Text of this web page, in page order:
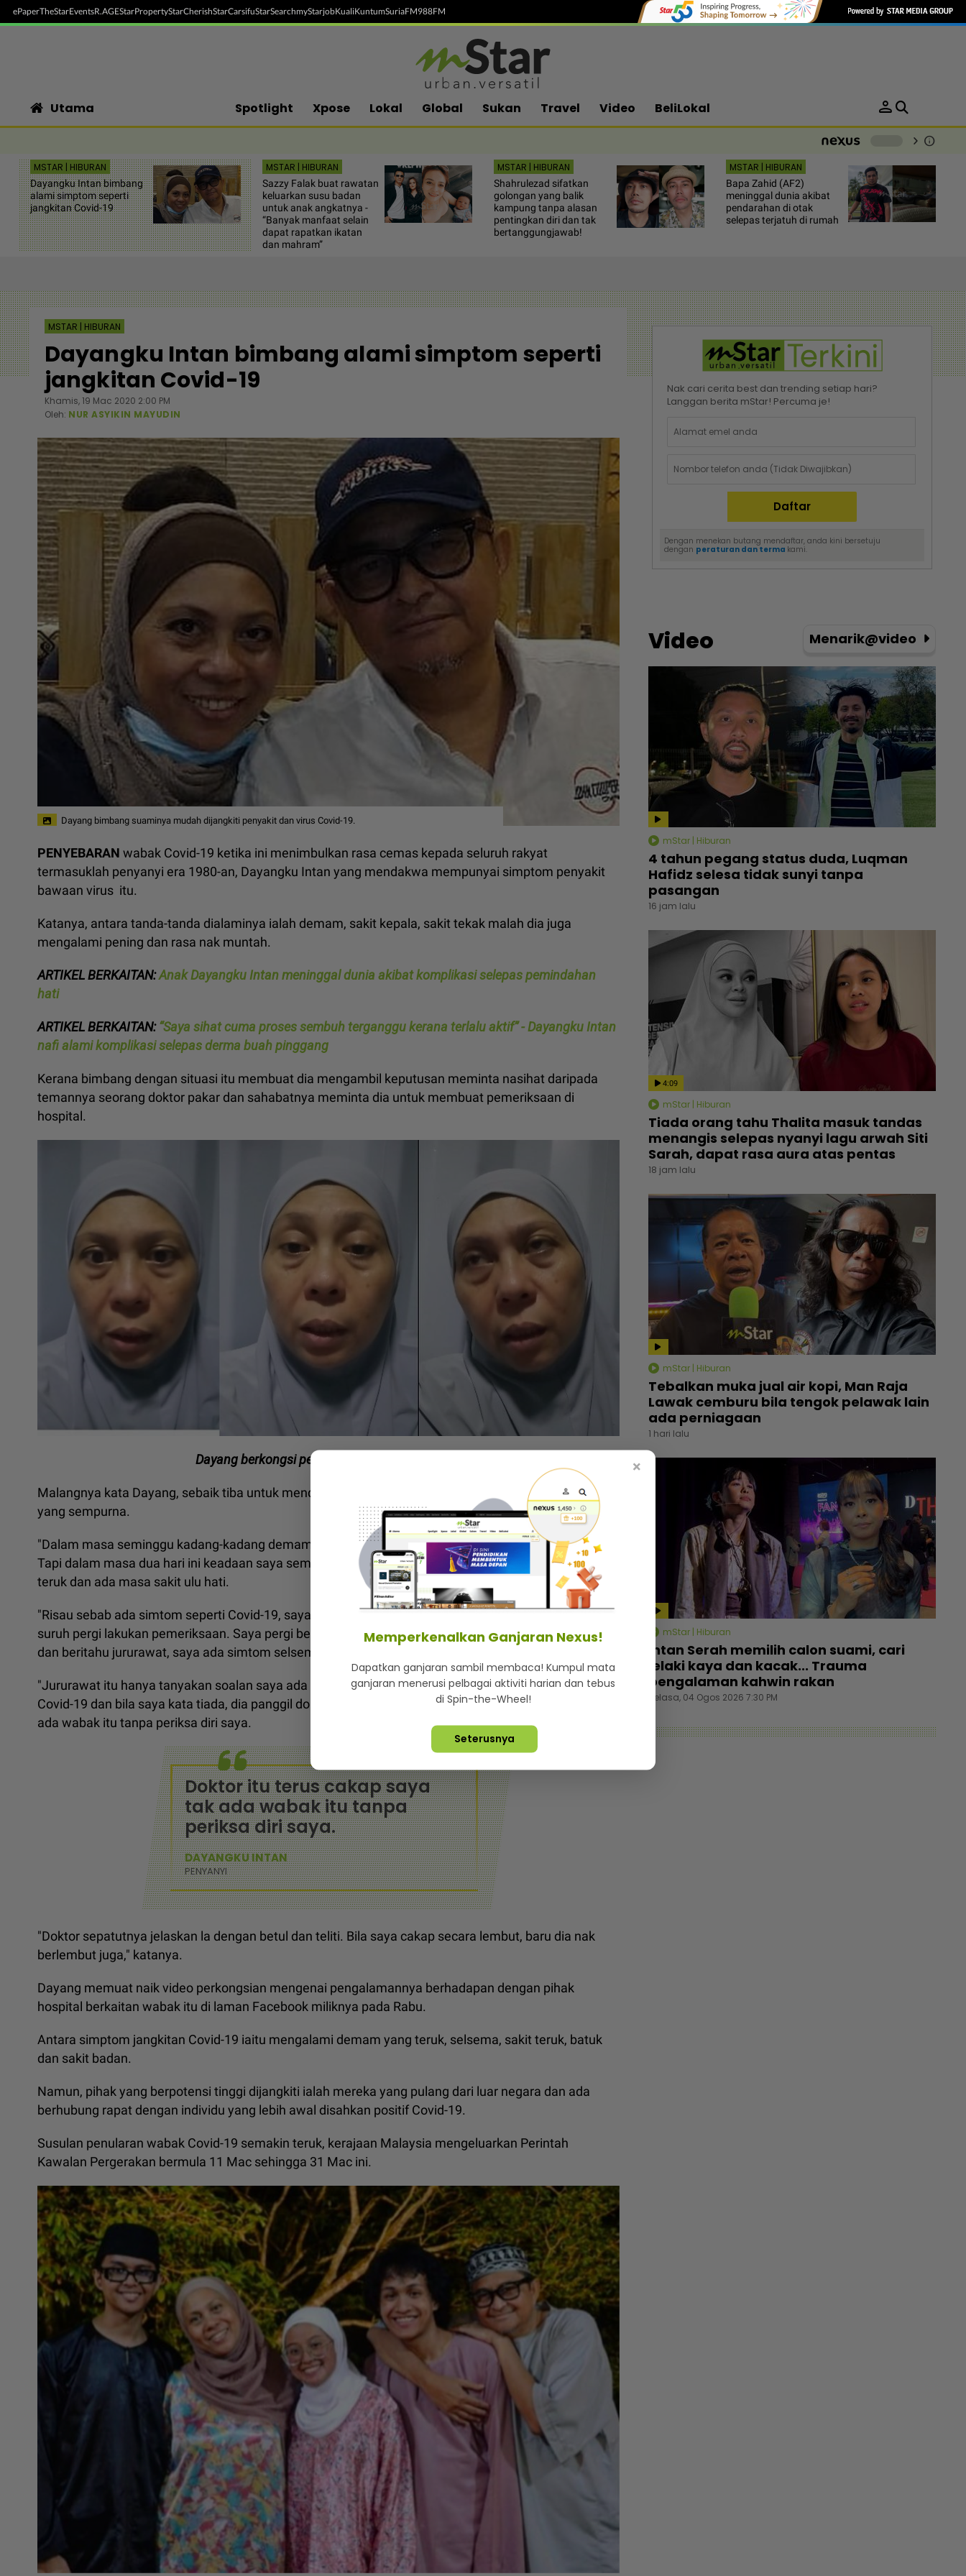
ePaperTheStarEventsR.AGEStarPropertyStarCherishStarCarsifuStarSearchmyStarjobKualiKuntumSuriaFM988FM
Utama Spotlight Xpose Lokal Global Sukan Travel Video BeliLokal person
chevron_right info
MSTAR | HIBURAN
Dayangku Intan bimbang
alami simptom seperti
jangkitan Covid-19
MSTAR | HIBURAN
Sazzy Falak buat rawatan
keluarkan susu badan
untuk anak angkatnya -
“Banyak manfaat selain
dapat rapatkan ikatan
dan mahram”
MSTAR | HIBURAN
Shahrulezad sifatkan
golongan yang balik
kampung tanpa alasan
pentingkan diri dan tak
bertanggungjawab!
MSTAR | HIBURAN
Bapa Zahid (AF2)
meninggal dunia akibat
pendarahan di otak
selepas terjatuh di rumah
MSTAR | HIBURAN
Dayangku Intan bimbang alami simptom seperti
jangkitan Covid-19
Khamis, 19 Mac 2020 2:00 PM
Oleh: NUR ASYIKIN MAYUDIN
Dayang bimbang suaminya mudah dijangkiti penyakit dan virus Covid-19.
PENYEBARAN wabak Covid-19 ketika ini menimbulkan rasa cemas kepada seluruh rakyat
termasuklah penyanyi era 1980-an, Dayangku Intan yang mendakwa mempunyai simptom penyakit
bawaan virus itu.
Katanya, antara tanda-tanda dialaminya ialah demam, sakit kepala, sakit tekak malah dia juga
mengalami pening dan rasa nak muntah.
ARTIKEL BERKAITAN:Anak Dayangku Intan meninggal dunia akibat komplikasi selepas pemindahan
hati
ARTIKEL BERKAITAN:“Saya sihat cuma proses sembuh terganggu kerana terlalu aktif” - Dayangku Intan
nafi alami komplikasi selepas derma buah pinggang
Kerana bimbang dengan situasi itu membuat dia mengambil keputusan meminta nasihat daripada
temannya seorang doktor pakar dan sahabatnya meminta dia untuk membuat pemeriksaan di
hospital.
Dayang berkongsi pengalaman itu di Facebook.
Malangnya kata Dayang, sebaik tiba untuk mendapatkan pemeriksaan, dia tidak mendapat layanan
yang sempurna.
"Dalam masa seminggu kadang-kadang demam, sakit kepala, tekak sakit dan badan pun sakit-sakit.
Tapi dalam masa dua hari ini keadaan saya semakin teruk, pening nak muntah, sakit kepala yang
teruk dan ada masa sakit ulu hati.
"Risau sebab ada simtom seperti Covid-19, saya hubungi rakan yang juga seorang doktor pakar. Dia
suruh pergi lakukan pemeriksaan. Saya pergi bertanyakan ke kaunter kecemasan di sebuah hospital
dan beritahu jururawat, saya ada simtom selsema.
"Jururawat itu hanya tanyakan soalan saya ada pergi luar negara dan ada kontak rapat dengan kes
Covid-19 dan bila saya kata tiada, dia panggil doktor pula. Kemudian doktor itu terus cakap saya tak
ada wabak itu tanpa periksa diri saya.
Doktor itu terus cakap saya
tak ada wabak itu tanpa
periksa diri saya.
DAYANGKU INTAN
PENYANYI
"Doktor sepatutnya jelaskan la dengan betul dan teliti. Bila saya cakap secara lembut, baru dia nak
berlembut juga," katanya.
Dayang memuat naik video perkongsian mengenai pengalamannya berhadapan dengan pihak
hospital berkaitan wabak itu di laman Facebook miliknya pada Rabu.
Antara simptom jangkitan Covid-19 iaitu mengalami demam yang teruk, selsema, sakit teruk, batuk
dan sakit badan.
Namun, pihak yang berpotensi tinggi dijangkiti ialah mereka yang pulang dari luar negara dan ada
berhubung rapat dengan individu yang lebih awal disahkan positif Covid-19.
Susulan penularan wabak Covid-19 semakin teruk, kerajaan Malaysia mengeluarkan Perintah
Kawalan Pergerakan bermula 11 Mac sehingga 31 Mac ini.
Nak cari cerita best dan trending setiap hari?
Langgan berita mStar! Percuma je!
Dengan menekan butang mendaftar, anda kini bersetuju
dengan peraturan dan terma kami.
Video Menarik@video
mStar | Hiburan
4 tahun pegang status duda, Luqman
Hafidz selesa tidak sunyi tanpa
pasangan
16 jam lalu
4:09
mStar | Hiburan
Tiada orang tahu Thalita masuk tandas
menangis selepas nyanyi lagu arwah Siti
Sarah, dapat rasa aura atas pentas
18 jam lalu
mStar | Hiburan
Tebalkan muka jual air kopi, Man Raja
Lawak cemburu bila tengok pelawak lain
ada perniagaan
1 hari lalu
mStar | Hiburan
Intan Serah memilih calon suami, cari
lelaki kaya dan kacak... Trauma
pengalaman kahwin rakan
Selasa, 04 Ogos 2026 7:30 PM
×
Memperkenalkan Ganjaran Nexus!
Dapatkan ganjaran sambil membaca! Kumpul mata
ganjaran menerusi pelbagai aktiviti harian dan tebus
di Spin-the-Wheel!
Seterusnya